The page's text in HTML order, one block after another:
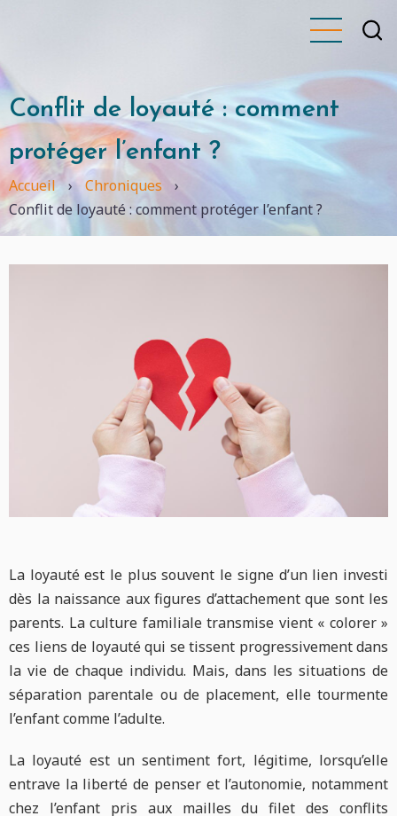
principal
Conflit de loyauté : comment
protéger l’enfant ?
Accueil › Chroniques
›
Conflit de loyauté : comment protéger l’enfant ?
La loyauté est le plus souvent le signe d’un lien investi
dès la naissance aux figures d’attachement que sont les
parents. La culture familiale transmise vient « colorer »
ces liens de loyauté qui se tissent progressivement dans
la vie de chaque individu. Mais, dans les situations de
séparation parentale ou de placement, elle tourmente
l’enfant comme l’adulte.
La loyauté est un sentiment fort, légitime, lorsqu’elle
entrave la liberté de penser et l’autonomie, notamment
chez l’enfant pris aux mailles du filet des conflits